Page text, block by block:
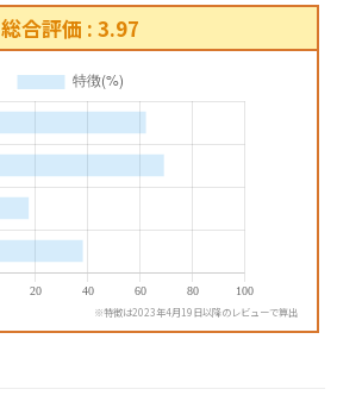
総合評価 : 3.97
※特徴は2023年4月19日以降のレビューで算出